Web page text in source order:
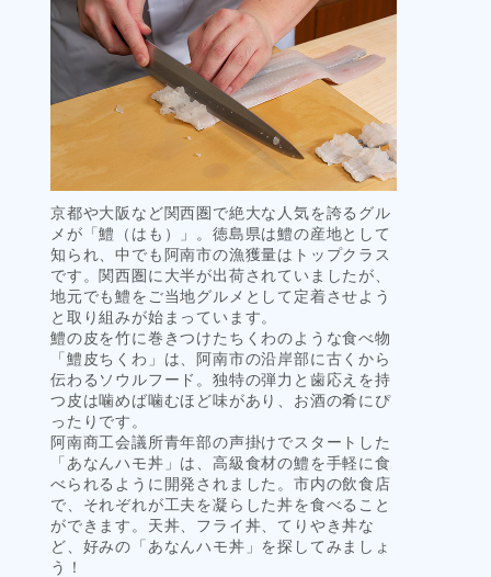
京都や大阪など関西圏で絶大な人気を誇るグル
メが「鱧（はも）」。徳島県は鱧の産地として
知られ、中でも阿南市の漁獲量はトップクラス
です。関西圏に大半が出荷されていましたが、
地元でも鱧をご当地グルメとして定着させよう
と取り組みが始まっています。
鱧の皮を竹に巻きつけたちくわのような食べ物
「鱧皮ちくわ」は、阿南市の沿岸部に古くから
伝わるソウルフード。独特の弾力と歯応えを持
つ皮は噛めば噛むほど味があり、お酒の肴にぴ
ったりです。
阿南商工会議所青年部の声掛けでスタートした
「あなんハモ丼」は、高級食材の鱧を手軽に食
べられるように開発されました。市内の飲食店
で、それぞれが工夫を凝らした丼を食べること
ができます。天丼、フライ丼、てりやき丼な
ど、好みの「あなんハモ丼」を探してみましょ
う！